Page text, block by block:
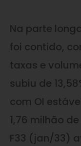
Na parte
foi contido,
taxas e
subiu de
com OI
1,76 milhão
F33 (jan/33)